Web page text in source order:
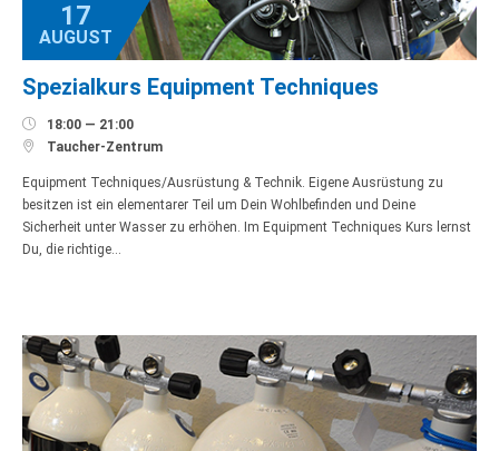
17
AUGUST
Spezialkurs Equipment Techniques
 18:00 — 21:00
 Taucher-Zentrum
Equipment Techniques/Ausrüstung & Technik. Eigene Ausrüstung zu
besitzen ist ein elementarer Teil um Dein Wohlbefinden und Deine
Sicherheit unter Wasser zu erhöhen. Im Equipment Techniques Kurs lernst
Du, die richtige…